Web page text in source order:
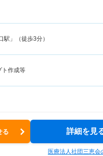
」（徒歩3分）
ト作成等
る 詳細を見
医療法人社団三恵会